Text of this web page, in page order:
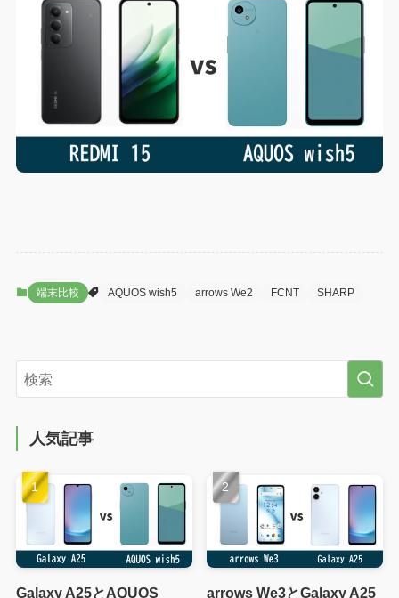
端末比較 AQUOS wish5 arrows We2 FCNT SHARP
人気記事
Galaxy A25とAQUOS
arrows We3とGalaxy A25